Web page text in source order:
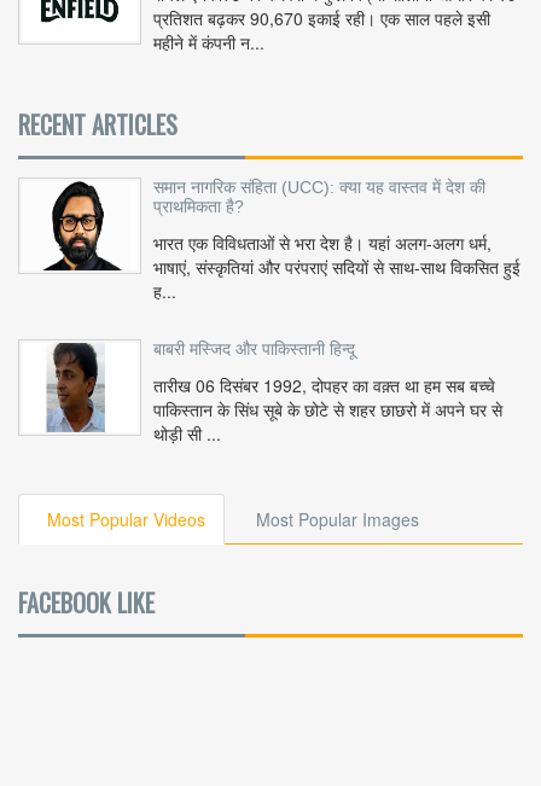
प्रतिशत बढ़कर 90,670 इकाई रही। एक साल पहले इसी
महीने में कंपनी न...
RECENT ARTICLES
समान नागरिक संहिता (UCC): क्या यह वास्तव में देश की
प्राथमिकता है?
भारत एक विविधताओं से भरा देश है। यहां अलग-अलग धर्म,
भाषाएं, संस्कृतियां और परंपराएं सदियों से साथ-साथ विकसित हुई
ह...
बाबरी मस्जिद और पाकिस्तानी हिन्दू
तारीख 06 दिसंबर 1992, दोपहर का वक़्त था हम सब बच्चे
पाकिस्तान के सिंध सूबे के छोटे से शहर छाछरो में अपने घर से
थोड़ी सी ...
Most Popular Videos Most Popular Images
FACEBOOK LIKE